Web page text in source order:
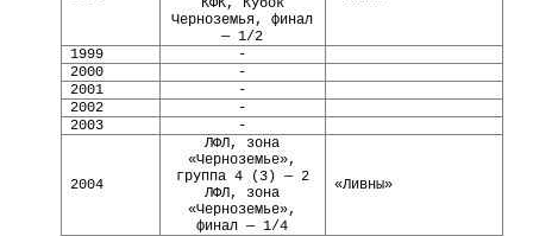
КФК, Кубок
Черноземья, финал
— 1/2
1999
-
2000
-
2001
-
2002
-
2003
-
2004
ЛФЛ, зона
«Черноземье»,
группа 4 (3) — 2
«Ливны»
ЛФЛ, зона
«Черноземье»,
финал — 1/4